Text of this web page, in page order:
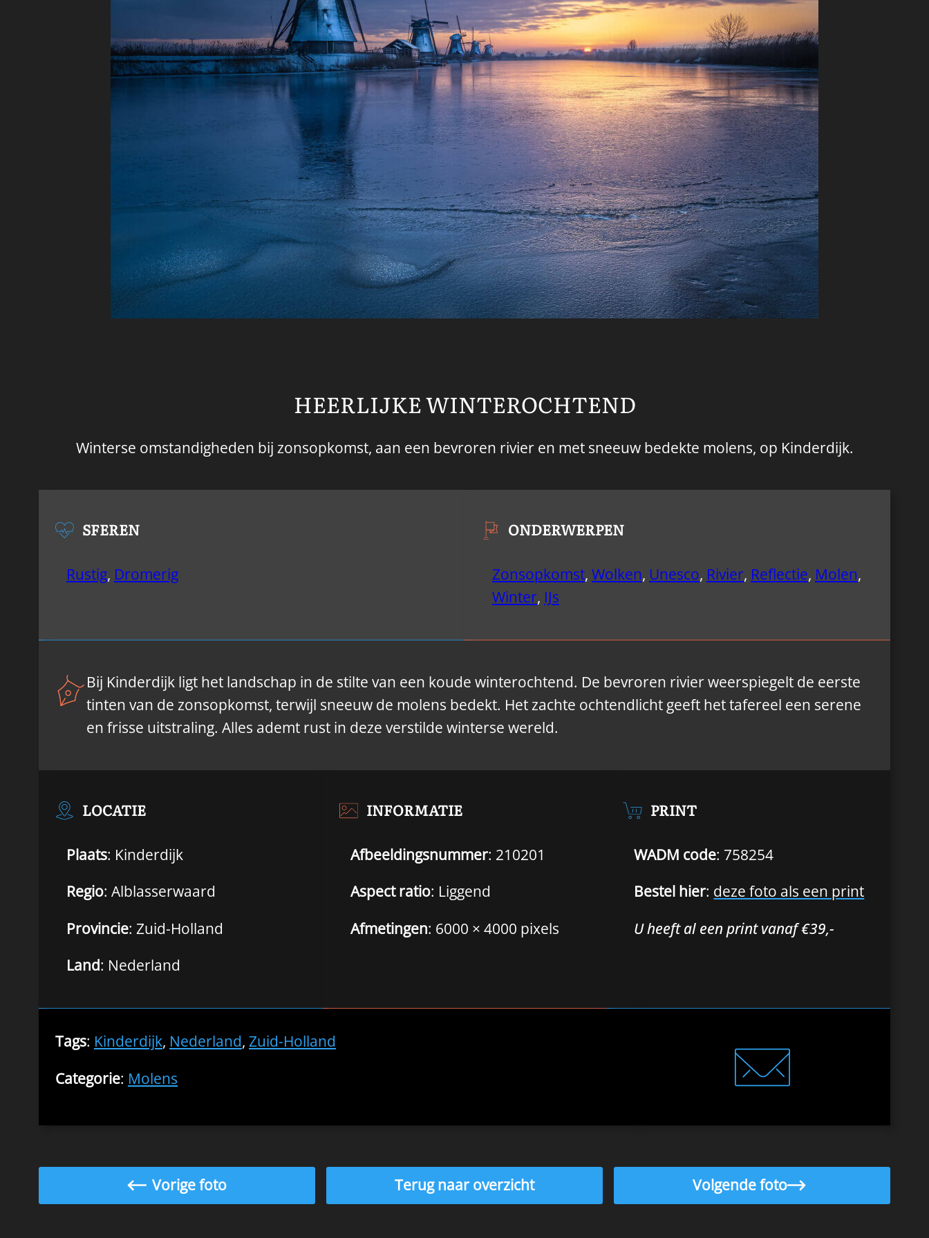
HEERLIJKE WINTEROCHTEND
Winterse omstandigheden bij zonsopkomst, aan een bevroren rivier en met sneeuw bedekte molens, op Kinderdijk.
SFEREN
Rustig, Dromerig
ONDERWERPEN
Zonsopkomst, Wolken, Unesco, Rivier, Reflectie, Molen,
Winter, IJs
Bij Kinderdijk ligt het landschap in de stilte van een koude winterochtend. De bevroren rivier weerspiegelt de eerste
tinten van de zonsopkomst, terwijl sneeuw de molens bedekt. Het zachte ochtendlicht geeft het tafereel een serene
en frisse uitstraling. Alles ademt rust in deze verstilde winterse wereld.
LOCATIE
Plaats: Kinderdijk
Regio: Alblasserwaard
Provincie: Zuid-Holland
Land: Nederland
INFORMATIE
Afbeeldingsnummer: 210201
Aspect ratio: Liggend
Afmetingen: 6000 × 4000 pixels
PRINT
WADM code: 758254
Bestel hier: deze foto als een print
U heeft al een print vanaf €39,-
Tags: Kinderdijk, Nederland, Zuid-Holland
Categorie: Molens
Vorige foto Terug naar overzicht Volgende foto